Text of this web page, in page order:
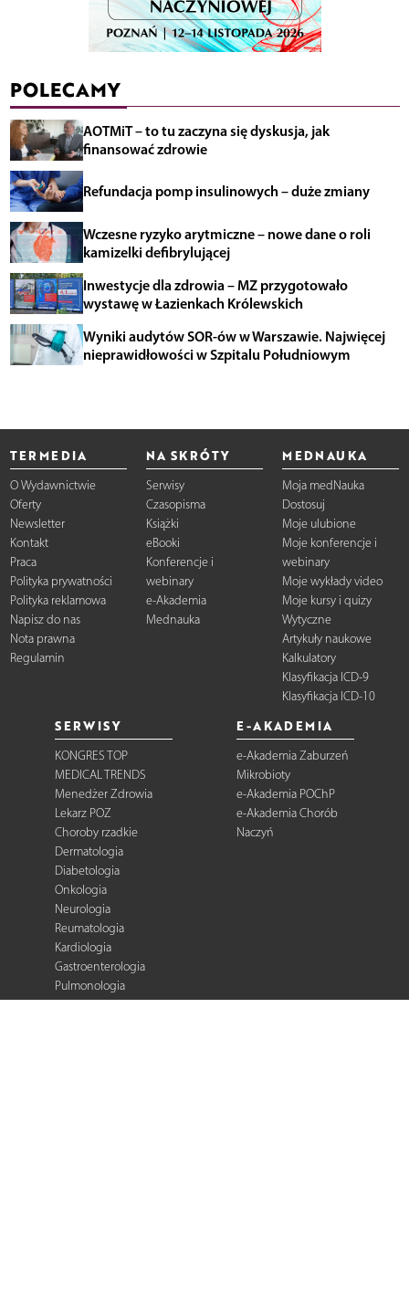
POLECAMY
AOTMiT – to tu zaczyna się dyskusja, jak
finansować zdrowie
Refundacja pomp insulinowych – duże zmiany
Wczesne ryzyko arytmiczne – nowe dane o roli
kamizelki defibrylującej
Inwestycje dla zdrowia – MZ przygotowało
wystawę w Łazienkach Królewskich
Wyniki audytów SOR-ów w Warszawie. Najwięcej
nieprawidłowości w Szpitalu Południowym
TERMEDIA
O Wydawnictwie
Oferty
Newsletter
Kontakt
Praca
Polityka prywatności
Polityka reklamowa
Napisz do nas
Nota prawna
Regulamin
NA SKRÓTY
Serwisy
Czasopisma
Książki
eBooki
Konferencje i
webinary
e-Akademia
Mednauka
MEDNAUKA
Moja medNauka
Dostosuj
Moje ulubione
Moje konferencje i
webinary
Moje wykłady video
Moje kursy i quizy
Wytyczne
Artykuły naukowe
Kalkulatory
Klasyfikacja ICD-9
Klasyfikacja ICD-10
SERWISY
KONGRES TOP
MEDICAL TRENDS
Menedżer Zdrowia
Lekarz POZ
Choroby rzadkie
Dermatologia
Diabetologia
Onkologia
Neurologia
Reumatologia
Kardiologia
Gastroenterologia
Pulmonologia
Ginekologia
E-AKADEMIA
e-Akademia Zaburzeń
Mikrobioty
e-Akademia POChP
e-Akademia Chorób
Naczyń